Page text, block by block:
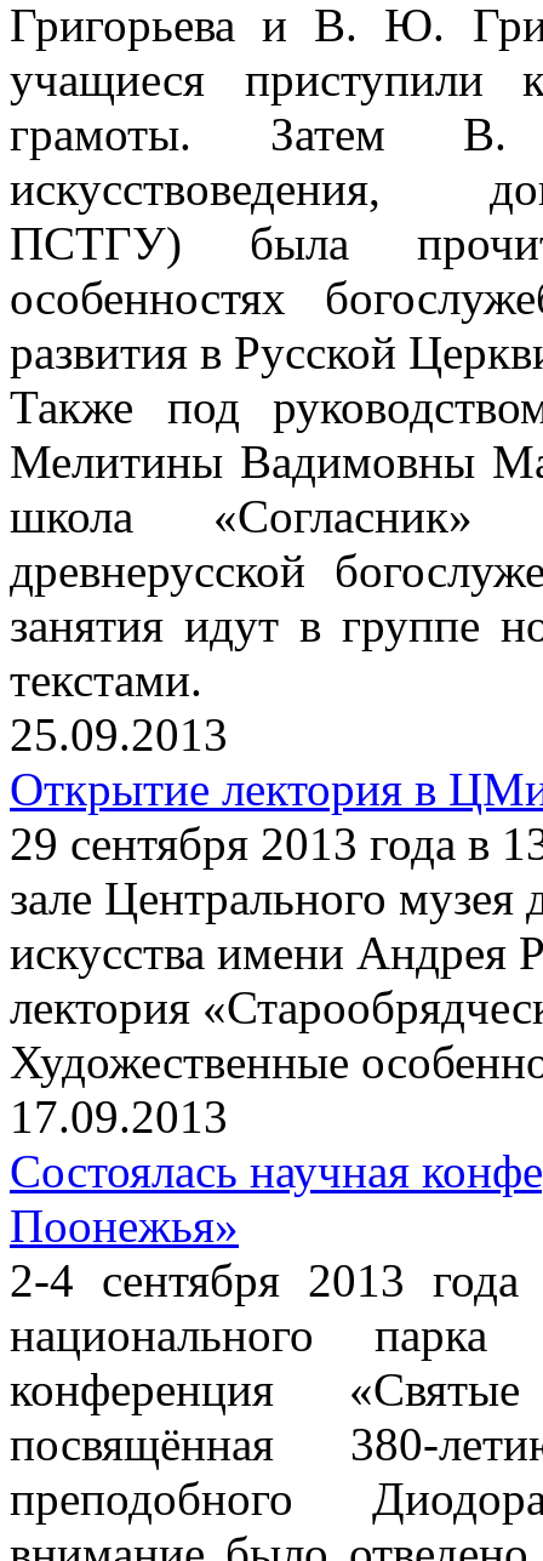
Григорьева и В. Ю.
учащиеся приступили
грамоты. Затем
искусствоведения,
ПСТГУ) была
особенностях
развития в Русской
Также под
Мелитины Вадимовны
школа
древнерусской
занятия идут в группе
текстами.
25.09.2013
Открытие лектория в
29 сентября 2013 года в
зале Центрального музея
искусства имени Андрея
лектория
Художественные
17.09.2013
Состоялась научная
Поонежья»
2-4 сентября 2013 года
национального
конференция
посвящённая 380-
преподобного